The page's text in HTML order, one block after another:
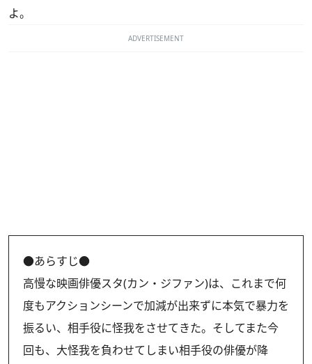
よ。
ADVERTISEMENT
●あらすじ●
高慢な映画俳優スタ(カン・ジファン)は、これまで何
度もアクションシーンで加減が出来ずに本気で暴力を
振るい、相手役に怪我をさせてきた。そしてまた今
回も、大怪我を負わせてしまい相手役の俳優が降